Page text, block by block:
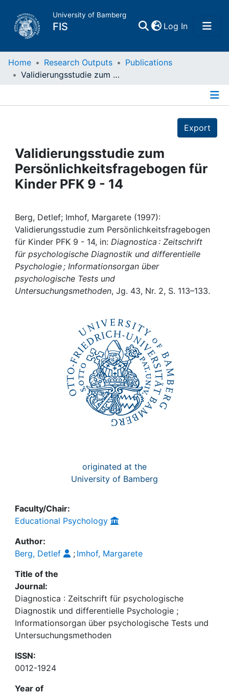
University of Bamberg
FIS Log In(current)
Home
Projects
People
Awards
My FIS
Help
Home Research Outputs
Publications
Validierungsstudie zum Persönlichkeitsfragebogen für Kinder PFK 9 - 14
Export
Validierungsstudie zum
Persönlichkeitsfragebogen für
Kinder PFK 9 - 14
Berg, Detlef; Imhof, Margarete (1997):
Validierungsstudie zum Persönlichkeitsfragebogen
für Kinder PFK 9 - 14, in: Diagnostica : Zeitschrift
für psychologische Diagnostik und differentielle
Psychologie ; Informationsorgan über
psychologische Tests und
Untersuchungsmethoden, Jg. 43, Nr. 2, S. 113–133.
originated at the
University of Bamberg
Faculty/Chair:
Educational Psychology
Author:
Berg, Detlef
; Imhof, Margarete
Title of the
Journal:
Diagnostica : Zeitschrift für psychologische
Diagnostik und differentielle Psychologie ;
Informationsorgan über psychologische Tests und
Untersuchungsmethoden
ISSN:
0012-1924
Year of